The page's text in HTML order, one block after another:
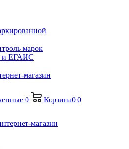
марок
и ЕГАИС
0 Корзина0 0